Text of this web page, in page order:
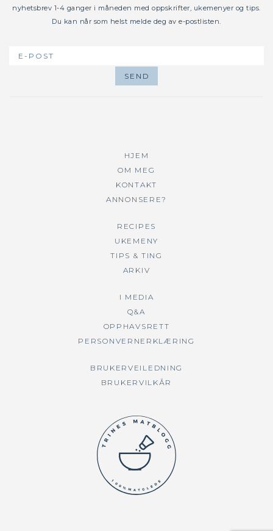
nyhetsbrev 1-4 ganger i måneden med oppskrifter, ukemenyer og tips.
Du kan når som helst melde deg av e-postlisten.
HJEM
OM MEG
KONTAKT
ANNONSERE?
RECIPES
UKEMENY
TIPS & TING
ARKIV
I MEDIA
Q&A
OPPHAVSRETT
PERSONVERNERKLÆRING
BRUKERVEILEDNING
BRUKERVILKÅR